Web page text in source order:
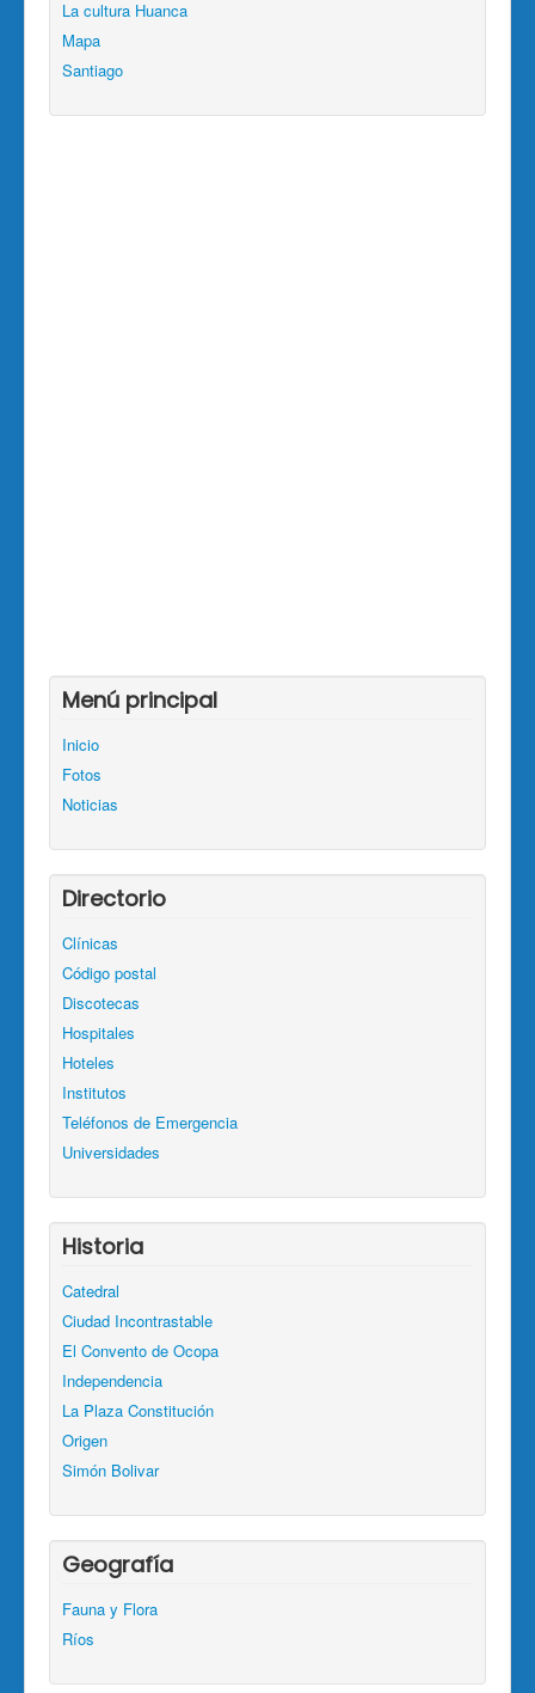
La cultura Huanca
Mapa
Santiago
Menú principal
Inicio
Fotos
Noticias
Directorio
Clínicas
Código postal
Discotecas
Hospitales
Hoteles
Institutos
Teléfonos de Emergencia
Universidades
Historia
Catedral
Ciudad Incontrastable
El Convento de Ocopa
Independencia
La Plaza Constitución
Origen
Simón Bolivar
Geografía
Fauna y Flora
Ríos